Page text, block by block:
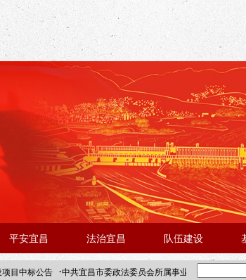
平安宜昌 法治宜昌 队伍建设
目中标公告 ·中共宜昌市委政法委员会所属事业单位2025年“招